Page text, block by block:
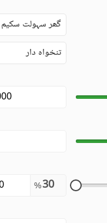
گھر سہولت سکیم
تنخواہ دار
%